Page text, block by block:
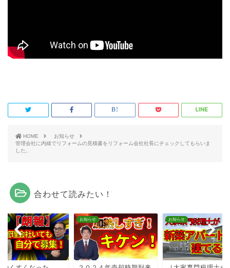
HOME
お知らせ
管理会社に内緒でリフォームの見積書をリフォーム会社社長にチェックしてもらいま
した。
合わせて読みたい！
お知らせ お知らせ